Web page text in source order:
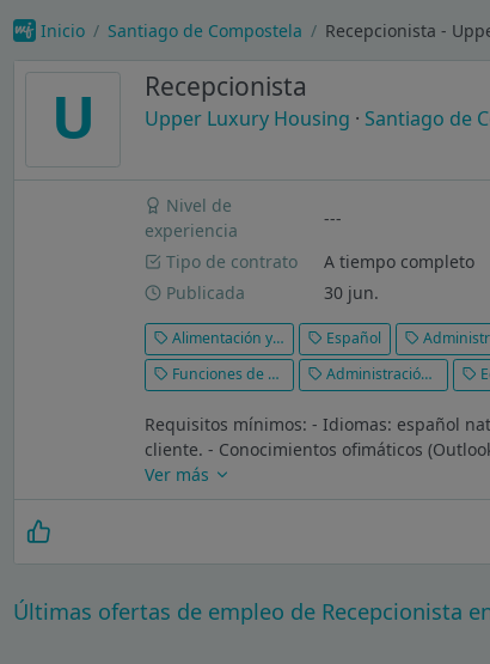
Inicio Santiago de Compostela Recepcionista -
U Recepcionista
Upper Luxury Housing · Santiago de
Nivel de
experiencia
---
Tipo de contrato
A tiempo completo
Publicada
30 jun.
Alimentación y bebidas Español
Funciones de recepcionista
Administración de la caja registradora
Requisitos mínimos: - Idiomas: español
cliente. - Conocimientos ofimáticos
Ver más
Últimas ofertas de empleo de Recepcionista